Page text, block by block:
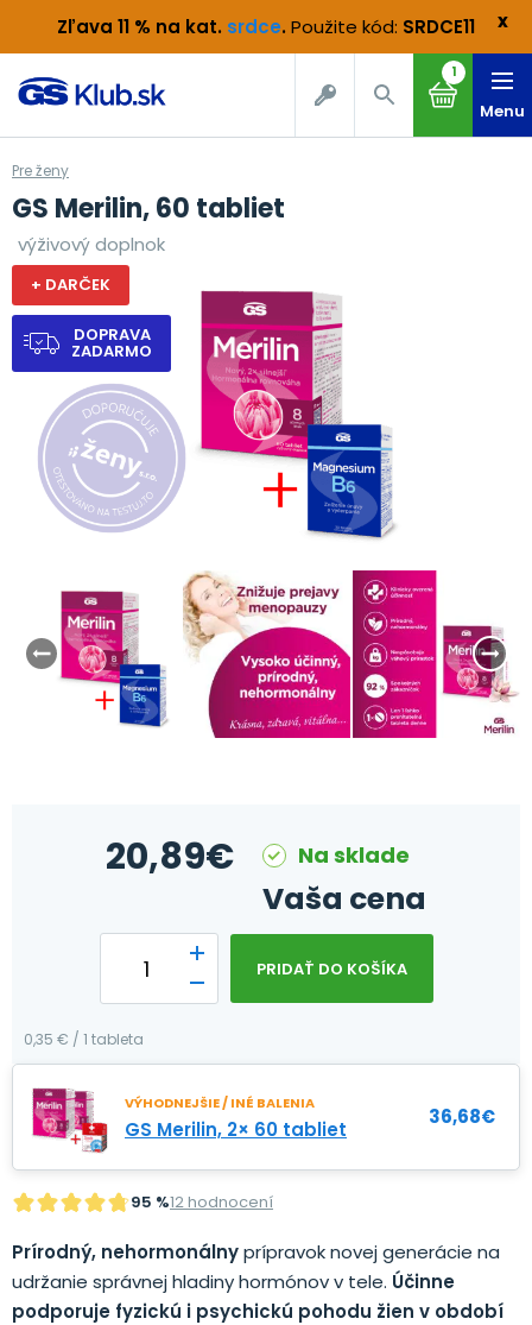
Zľava 11 % na kat. srdce. Použite kód: SRDCE11 x
1
Menu
Pre ženy
GS Merilin, 60 tabliet
výživový doplnok
+ DARČEK
DOPRAVA
ZADARMO
20,89€ Na sklade
Vaša cena
PRIDAŤ DO KOŠÍKA
0,35 € / 1 tableta
VÝHODNEJŠIE / INÉ BALENIA
GS Merilin, 2× 60 tabliet 36,68€
95 %12 hodnocení
Prírodný, nehormonálnyprípravok novej generácie na
udržanie správnej hladiny hormónov v tele. Účinne
podporuje fyzickú i psychickú pohodu žien v období